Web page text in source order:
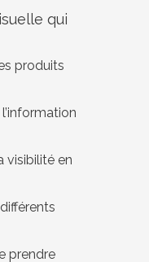
qui
produits
visibilité en
prendre